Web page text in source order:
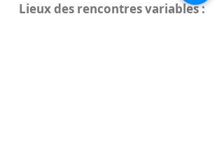
Lieux des rencontres variables :